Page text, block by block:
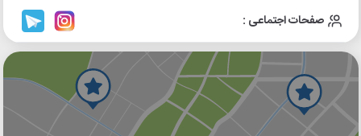
صفحات اجتماعی :